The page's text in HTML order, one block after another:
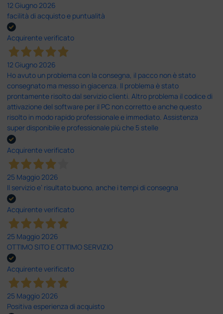
12 Giugno 2026
facilità di acquisto e puntualità
Acquirente verificato
12 Giugno 2026
Ho avuto un problema con la consegna, il pacco non è stato
consegnato ma messo in giacenza. Il problema è stato
prontamente risolto dal servizio clienti. Altro problema il codice di
attivazione del software per il PC non corretto e anche questo
risolto in modo rapido professionale e immediato. Assistenza
super disponibile e professionale più che 5 stelle
Acquirente verificato
25 Maggio 2026
Il servizio e’ risultato buono, anche i tempi di consegna
Acquirente verificato
25 Maggio 2026
OTTIMO SITO E OTTIMO SERVIZIO
Acquirente verificato
25 Maggio 2026
Positiva esperienza di acquisto